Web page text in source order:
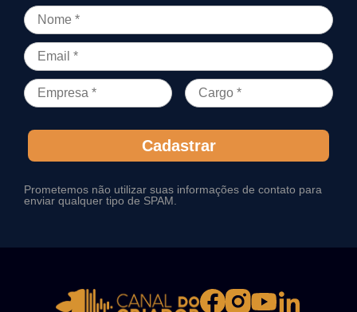
Cadastrar
Prometemos não utilizar suas informações de contato para
enviar qualquer tipo de SPAM.